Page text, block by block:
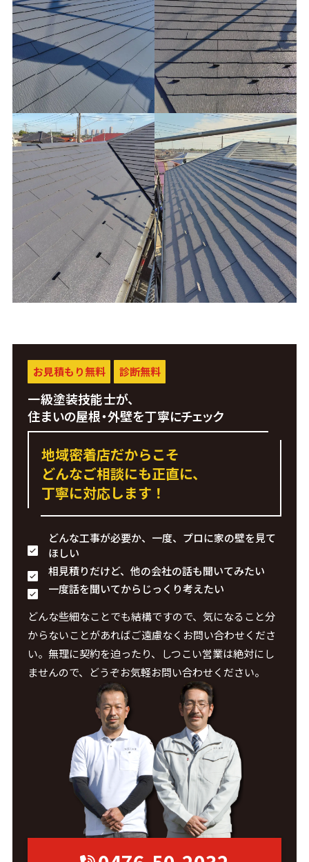
お見積もり無料 診断無料
一級塗装技能士が、
住まいの屋根・外壁を丁寧にチェック
地域密着店だからこそ
どんなご相談にも正直に、
丁寧に対応します！
どんな工事が必要か、一度、プロに家の壁を見て
ほしい
相見積りだけど、他の会社の話も聞いてみたい
一度話を聞いてからじっくり考えたい
どんな些細なことでも結構ですので、気になること分
からないことがあればご遠慮なくお問い合わせくださ
い。無理に契約を迫ったり、しつこい営業は絶対にし
ませんので、どうぞお気軽お問い合わせください。